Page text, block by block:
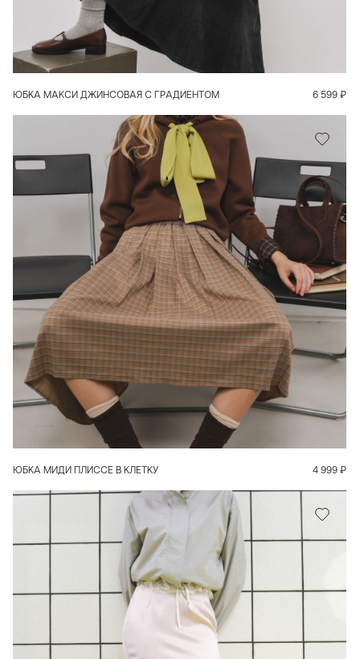
ЮБКА МАКСИ ДЖИНСОВАЯ С ГРАДИЕНТОМ 6 599 ₽
ЮБКА МИДИ ПЛИССЕ В КЛЕТКУ 4 999 ₽